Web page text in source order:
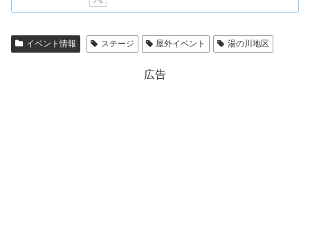
イベント情報 ステージ 屋外イベント 湯の川地区
広告